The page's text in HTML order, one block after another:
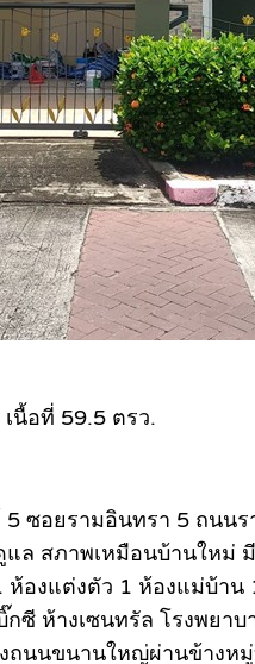
นื้อที่ 59.5 ตรว.
ซอยรามอินทรา 5 ถนนร
แล สภาพเหมือนบ้านใหม่
องแต่งตัว 1 ห้องแม่บ้าน
ซี ห้างเซนทรัล โรงพยาบ
ถนนขนานใหญ่ผ่านข้างห